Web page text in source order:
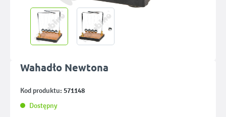
Wahadło Newtona
Kod produktu: 571148
Dostępny